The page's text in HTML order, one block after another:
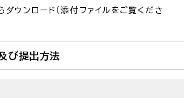
ウンロード（添付ファイルをご覧くださ
び提出方法